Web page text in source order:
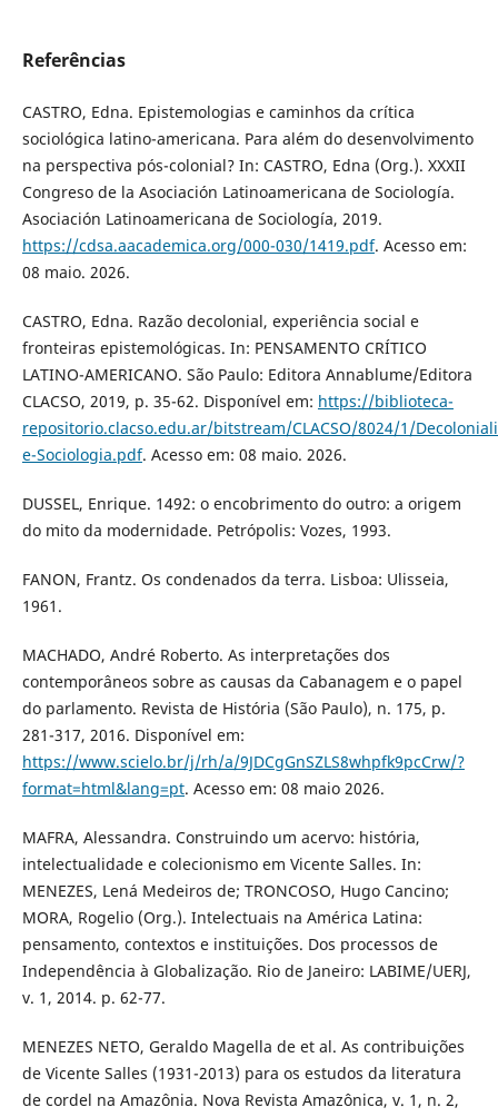
Referências
CASTRO, Edna. Epistemologias e caminhos da crítica
sociológica latino-americana. Para além do desenvolvimento
na perspectiva pós-colonial? In: CASTRO, Edna (Org.). XXXII
Congreso de la Asociación Latinoamericana de Sociología.
Asociación Latinoamericana de Sociología, 2019.
https://cdsa.aacademica.org/000-030/1419.pdf. Acesso em:
08 maio. 2026.
CASTRO, Edna. Razão decolonial, experiência social e
fronteiras epistemológicas. In: PENSAMENTO CRÍTICO
LATINO-AMERICANO. São Paulo: Editora Annablume/Editora
CLACSO, 2019, p. 35-62. Disponível em: https://biblioteca-
repositorio.clacso.edu.ar/bitstream/CLACSO/8024/1/
e-Sociologia.pdf. Acesso em: 08 maio. 2026.
DUSSEL, Enrique. 1492: o encobrimento do outro: a origem
do mito da modernidade. Petrópolis: Vozes, 1993.
FANON, Frantz. Os condenados da terra. Lisboa: Ulisseia,
1961.
MACHADO, André Roberto. As interpretações dos
contemporâneos sobre as causas da Cabanagem e o papel
do parlamento. Revista de História (São Paulo), n. 175, p.
281-317, 2016. Disponível em:
https://www.scielo.br/j/rh/a/9JDCgGnSZLS8whpfk9pcCrw/?
format=html&lang=pt. Acesso em: 08 maio 2026.
MAFRA, Alessandra. Construindo um acervo: história,
intelectualidade e colecionismo em Vicente Salles. In:
MENEZES, Lená Medeiros de; TRONCOSO, Hugo Cancino;
MORA, Rogelio (Org.). Intelectuais na América Latina:
pensamento, contextos e instituições. Dos processos de
Independência à Globalização. Rio de Janeiro: LABIME/UERJ,
v. 1, 2014. p. 62-77.
MENEZES NETO, Geraldo Magella de et al. As contribuições
de Vicente Salles (1931-2013) para os estudos da literatura
de cordel na Amazônia. Nova Revista Amazônica, v. 1, n. 2,